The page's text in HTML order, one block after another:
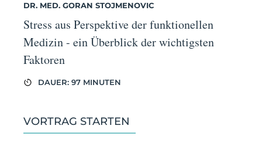
DR. MED. GORAN STOJMENOVIC
Stress aus Perspektive der funktionellen
Medizin - ein Überblick der wichtigsten
Faktoren
DAUER: 97 MINUTEN
VORTRAG STARTEN